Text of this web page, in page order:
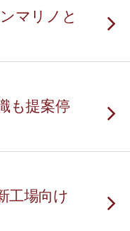
マリノと
も提案停
工場向け